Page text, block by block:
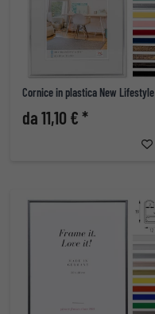
Cornice in plastica New Lifestyle
da 11,10 € *